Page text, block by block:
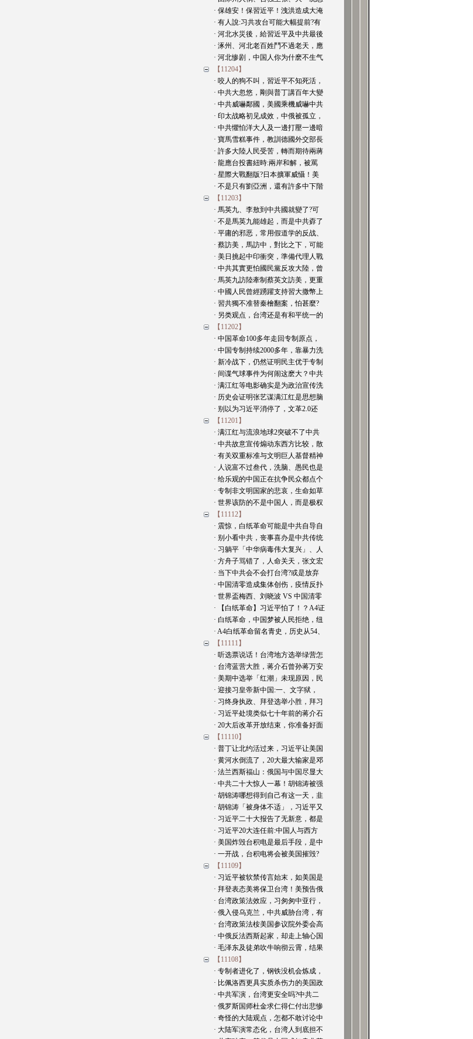
· 保雄安！保習近平！洩洪造成大淹
· 有人說:习共攻台可能大幅提前?有
· 河北水災後，給習近平及中共最後
· 涿州、河北老百姓鬥不過老天，應
· 河北惨剧，中国人你为什麽不生气
【11204】
· 咬人的狗不叫，習近平不知死活，
· 中共大忽悠，剛與普丁講百年大變
· 中共威嚇鄰國，美國乘機威嚇中共
· 印太战略初见成效，中俄被孤立，
· 中共懼怕洋大人及一邊打壓一邊暗
· 寶馬雪糕事件，教訓德國外交部長
· 許多大陸人民受苦，轉而期待兩蔣
· 龍應台投書紐時:兩岸和解，被罵
· 星際大戰翻版?日本擴軍威懾！美
· 不是只有劉亞洲，還有許多中下階
【11203】
· 馬英九、李敖到中共國就變了?可
· 不是馬英九能雄起，而是中共孬了
· 平庸的邪恶，常用假道学的反战、
· 蔡訪美，馬訪中，對比之下，可能
· 美日挑起中印衝突，準備代理人戰
· 中共其實更怕國民黨反攻大陸，曾
· 馬英九訪陸牽制蔡英文訪美，更重
· 中國人民曾經踴躍支持習大撒幣上
· 習共獨不准替秦檜翻案，怕甚麼?
· 另类观点，台湾还是有和平统一的
【11202】
· 中国革命100多年走回专制原点，
· 中国专制持续2000多年，靠暴力洗
· 新冷战下，仍然证明民主优于专制
· 间谍气球事件为何闹这麽大？中共
· 满江红等电影确实是为政治宣传洗
· 历史会证明张艺谋满江红是思想脑
· 别以为习近平消停了，文革2.0还
【11201】
· 满江红与流浪地球2突破不了中共
· 中共故意宣传煽动东西方比较，散
· 有关双重标准与文明巨人基督精神
· 人说富不过叁代，洗脑、愚民也是
· 给乐观的中国正在抗争民众都点个
· 专制非文明国家的悲哀，生命如草
· 世界该防的不是中国人，而是极权
【11112】
· 震惊，白纸革命可能是中共自导自
· 别小看中共，丧事喜办是中共传统
· 习躺平「中华病毒伟大复兴」、人
· 方舟子骂错了，人命关天，张文宏
· 当下中共会不会打台湾?或是放弃
· 中国清零造成集体创伤，疫情反扑
· 世界盃梅西、刘晓波 VS 中国清零
· 【白纸革命】习近平怕了！？A4证
· 白纸革命，中国梦被人民拒绝，纽
· A4白纸革命留名青史，历史从54、
【11111】
· 听选票说话！台湾地方选举绿营怎
· 台湾蓝营大胜，蒋介石曾孙蒋万安
· 美期中选举「红潮」未现原因，民
· 迎接习皇帝新中国:一、文字狱，
· 习终身执政、拜登选举小胜，拜习
· 习近平处境类似七十年前的蒋介石
· 20大后改革开放结束，你准备好面
【11110】
· 普丁让北约活过来，习近平让美国
· 黄河水倒流了，20大最大输家是邓
· 法兰西斯福山：俄国与中国尽显大
· 中共二十大惊人一幕！胡锦涛被强
· 胡锦涛哪想得到自己有这一天，韭
· 胡锦涛「被身体不适」，习近平又
· 习近平二十大报告了无新意，都是
· 习近平20大连任前:中国人与西方
· 美国炸毁台积电是最后手段，是中
· 一开战，台积电将会被美国摧毁?
【11109】
· 习近平被软禁传言始末，如美国是
· 拜登表态美将保卫台湾！美预告俄
· 台湾政策法效应，习匆匆中亚行，
· 俄入侵乌克兰，中共威胁台湾，有
· 台湾政策法桉美国参议院外委会高
· 中俄反法西斯起家，却走上轴心国
· 毛泽东及徒弟吹牛响彻云霄，结果
【11108】
· 专制者进化了，钢铁没机会炼成，
· 比佩洛西更具实质杀伤力的美国政
· 中共军演，台湾更安全吗?中共二
· 俄罗斯国师杜金求仁得仁付出悲惨
· 奇怪的大陆观点，怎都不敢讨论中
· 大陆军演常态化，台湾人到底担不